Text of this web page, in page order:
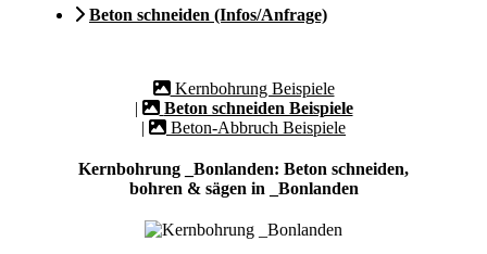
Beton schneiden (Infos/Anfrage)
Kernbohrung Beispiele
|
Beton schneiden Beispiele
|
Beton-Abbruch Beispiele
Kernbohrung _Bonlanden: Beton schneiden,
bohren & sägen in _Bonlanden